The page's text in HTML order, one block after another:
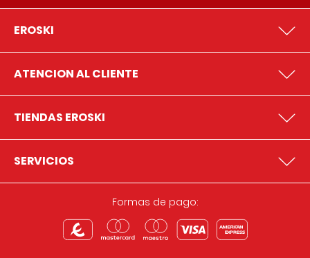
EROSKI
ATENCION AL CLIENTE
TIENDAS EROSKI
SERVICIOS
Formas de pago: